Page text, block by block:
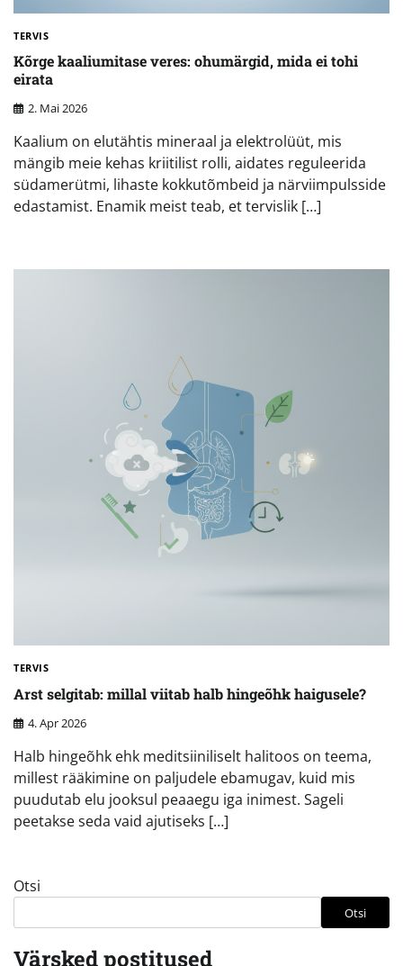
TERVIS
Kõrge kaaliumitase veres: ohumärgid, mida ei tohi
eirata
2. Mai 2026
Kaalium on elutähtis mineraal ja elektrolüüt, mis
mängib meie kehas kriitilist rolli, aidates reguleerida
südamerütmi, lihaste kokkutõmbeid ja närviimpulsside
edastamist. Enamik meist teab, et tervislik […]
TERVIS
Arst selgitab: millal viitab halb hingeõhk haigusele?
4. Apr 2026
Halb hingeõhk ehk meditsiiniliselt halitoos on teema,
millest rääkimine on paljudele ebamugav, kuid mis
puudutab elu jooksul peaaegu iga inimest. Sageli
peetakse seda vaid ajutiseks […]
Otsi
Otsi
Värsked postitused